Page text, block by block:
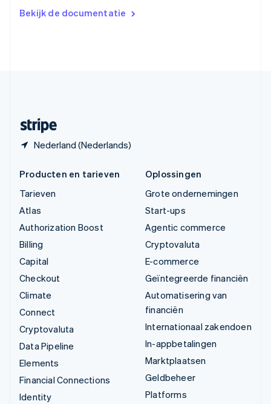
Bekijk de documentatie
Nederland (Nederlands)
English
Producten en tarieven
Tarieven
Atlas
Authorization Boost
Billing
Capital
Checkout
Climate
Connect
Cryptovaluta
Data Pipeline
Elements
Financial Connections
Identity
Oplossingen
Grote ondernemingen
Start-ups
Agentic commerce
Cryptovaluta
E-commerce
Geïntegreerde financiën
Automatisering van
financiën
Internationaal zakendoen
In-appbetalingen
Marktplaatsen
Geldbeheer
Platforms